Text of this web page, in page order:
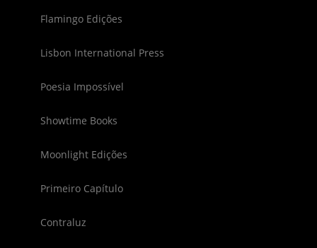
Flamingo Edições
Lisbon International Press
Poesia Impossível
Showtime Books
Moonlight Edições
Primeiro Capítulo
Contraluz